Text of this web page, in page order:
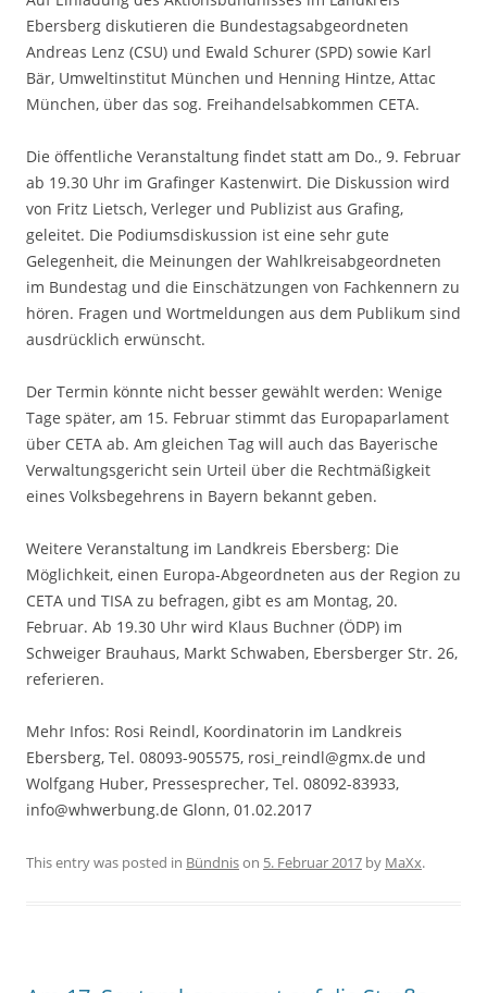
Ebersberg diskutieren die Bundestagsabgeordneten
Andreas Lenz (CSU) und Ewald Schurer (SPD) sowie Karl
Bär, Umweltinstitut München und Henning Hintze, Attac
München, über das sog. Freihandelsabkommen CETA.
Die öffentliche Veranstaltung findet statt am Do., 9. Februar
ab 19.30 Uhr im Grafinger Kastenwirt. Die Diskussion wird
von Fritz Lietsch, Verleger und Publizist aus Grafing,
geleitet. Die Podiumsdiskussion ist eine sehr gute
Gelegenheit, die Meinungen der Wahlkreisabgeordneten
im Bundestag und die Einschätzungen von Fachkennern zu
hören. Fragen und Wortmeldungen aus dem Publikum sind
ausdrücklich erwünscht.
Der Termin könnte nicht besser gewählt werden: Wenige
Tage später, am 15. Februar stimmt das Europaparlament
über CETA ab. Am gleichen Tag will auch das Bayerische
Verwaltungsgericht sein Urteil über die Rechtmäßigkeit
eines Volksbegehrens in Bayern bekannt geben.
Weitere Veranstaltung im Landkreis Ebersberg: Die
Möglichkeit, einen Europa-Abgeordneten aus der Region zu
CETA und TISA zu befragen, gibt es am Montag, 20.
Februar. Ab 19.30 Uhr wird Klaus Buchner (ÖDP) im
Schweiger Brauhaus, Markt Schwaben, Ebersberger Str. 26,
referieren.
Mehr Infos: Rosi Reindl, Koordinatorin im Landkreis
Ebersberg, Tel. 08093-905575, rosi_reindl@gmx.de und
Wolfgang Huber, Pressesprecher, Tel. 08092-83933,
info@whwerbung.de Glonn, 01.02.2017
This entry was posted in Bündnison 5. Februar 2017 by MaXx.